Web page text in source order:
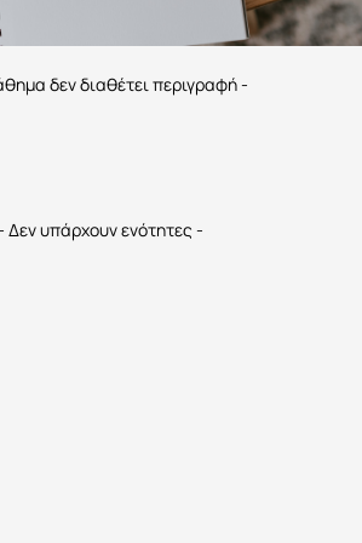
δεν διαθέτει περιγραφή -
Δεν υπάρχουν ενότητες -